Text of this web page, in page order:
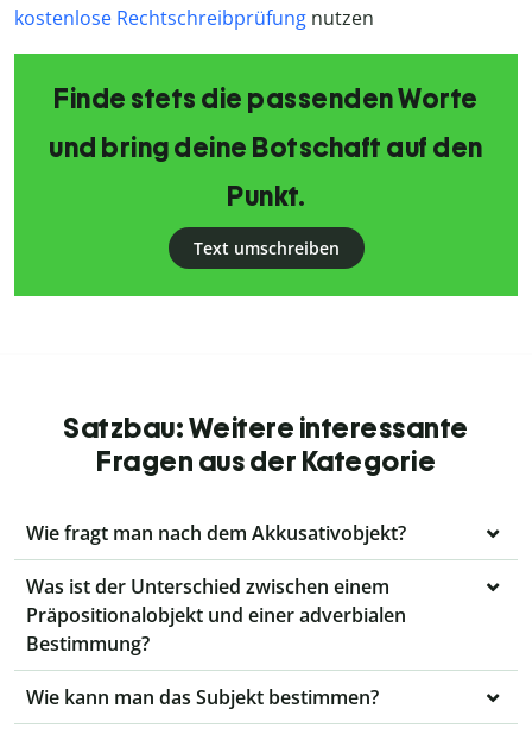
kostenlose Rechtschreibprüfung nutzen
Finde stets die passenden Worte
und bring deine Botschaft auf den
Punkt.
Text umschreiben
Satzbau: Weitere interessante
Fragen aus der Kategorie
Wie fragt man nach dem Akkusativobjekt?
Was ist der Unterschied zwischen einem
Präpositionalobjekt und einer adverbialen
Bestimmung?
Wie kann man das Subjekt bestimmen?